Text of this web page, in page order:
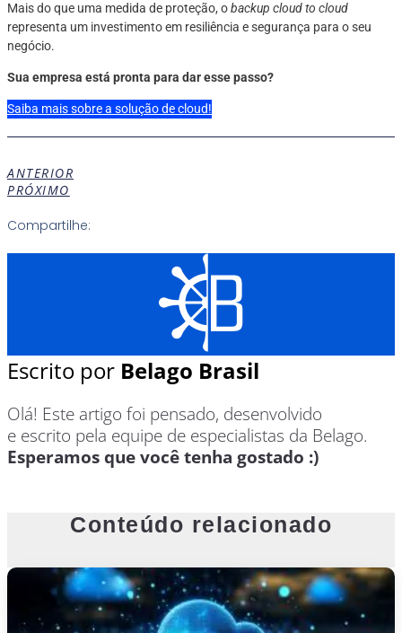
Mais do que uma medida de proteção, obackup cloud to cloud
representa um investimento em resiliência e segurança para o seu
negócio.
Sua empresa está pronta para dar esse passo?
Saiba mais sobre a solução de cloud!
ANTERIOR
PRÓXIMO
Compartilhe:
Escrito por Belago Brasil
Olá! Este artigo foi pensado, desenvolvido
e escrito pela equipe de especialistas da Belago.
Esperamos que você tenha gostado :)
Conteúdo relacionado